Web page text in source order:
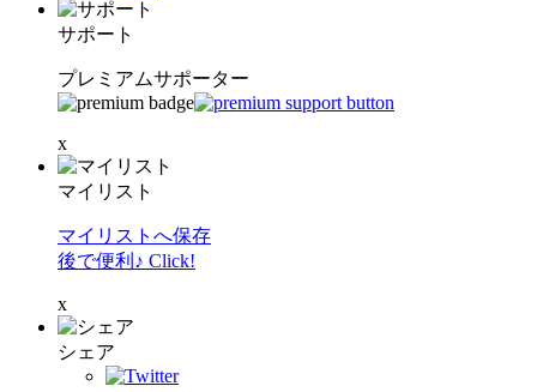
サポート
プレミアムサポーター
x
マイリスト
マイリストへ保存
後で便利♪ Click!
x
シェア